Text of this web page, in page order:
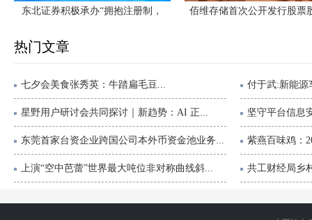
东北证券积极承办“拥抱注册制， 佰维存储首次公开发行股票
热门文章
七夕会美食张秀英：牛踏扁毛豆... 付于武:新能源
星野用户研讨会共同探讨｜新趋势：AI 正... 坚守平台信息
东莞首家台资企业跨国公司本外币资金池业务... 紫燕百味鸡：
上演“空中芭蕾”世界最大吨位非对称曲线斜... 共工财经局乡